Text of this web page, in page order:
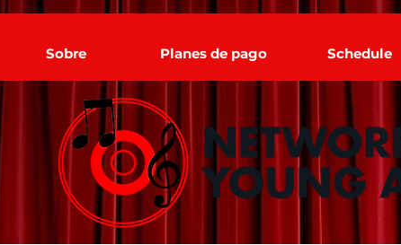
Sobre Planes de pago Schedule